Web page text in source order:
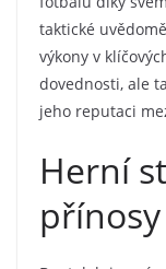
taktické
výkony v
dovednosti, ale
jeho reputaci
Herní
přínosy